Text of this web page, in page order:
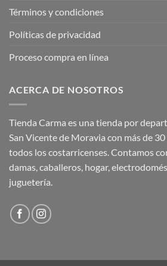
Términos y condiciones
Políticas de privacidad
Proceso compra en línea
ACERCA DE NOSOTROS
Tienda Carma es una tienda por
San Vicente de Moravia con más de
todos los costarricenses. Contamos
damas, caballeros, hogar,
juguetería.